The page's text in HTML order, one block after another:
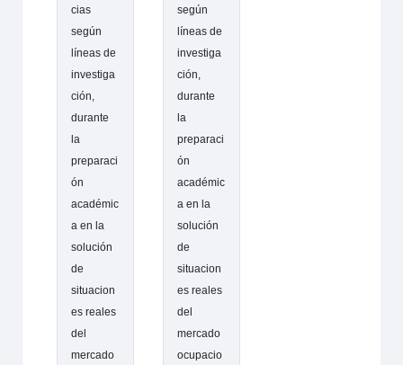
cias
según
líneas de
investiga
ción,
durante
la
preparaci
ón
académic
a en la
solución
de
situacion
es reales
del
mercado
según
líneas de
investiga
ción,
durante
la
preparaci
ón
académic
a en la
solución
de
situacion
es reales
del
mercado
ocupacio